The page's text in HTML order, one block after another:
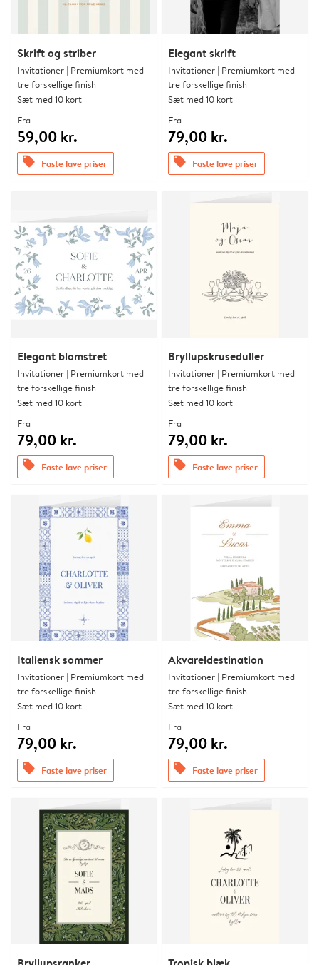
Skrift og striber
Invitationer | Premiumkort med
tre forskellige finish
Sæt med 10 kort
Fra
59,00 kr.
offers Faste lave priser
Elegant skrift
Invitationer | Premiumkort med
tre forskellige finish
Sæt med 10 kort
Fra
79,00 kr.
offers Faste lave priser
Elegant blomstret
Invitationer | Premiumkort med
tre forskellige finish
Sæt med 10 kort
Fra
79,00 kr.
offers Faste lave priser
Bryllupskruseduller
Invitationer | Premiumkort med
tre forskellige finish
Sæt med 10 kort
Fra
79,00 kr.
offers Faste lave priser
Italiensk sommer
Invitationer | Premiumkort med
tre forskellige finish
Sæt med 10 kort
Fra
79,00 kr.
offers Faste lave priser
Akvareldestination
Invitationer | Premiumkort med
tre forskellige finish
Sæt med 10 kort
Fra
79,00 kr.
offers Faste lave priser